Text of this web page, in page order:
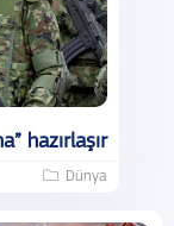
hazırlaşır
Dünya